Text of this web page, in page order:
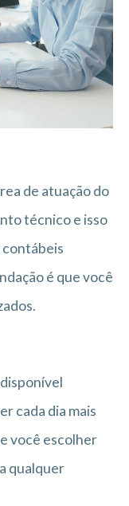
de atuação do
técnico e isso
contábeis
é que você
cada dia mais
você escolher
qualquer